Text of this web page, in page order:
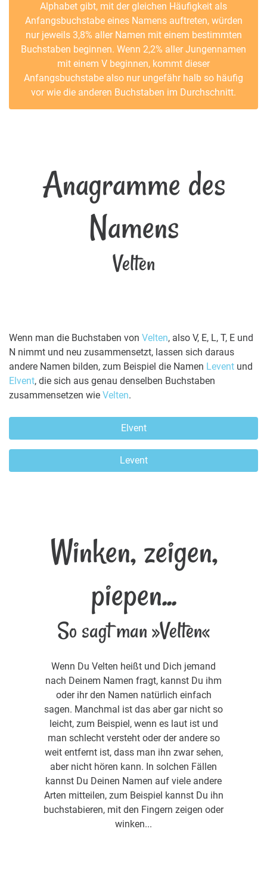
Alphabet gibt, mit der gleichen Häufigkeit als
Anfangsbuchstabe eines Namens auftreten, würden
nur jeweils 3,8% aller Namen mit einem bestimmten
Buchstaben beginnen. Wenn 2,2% aller Jungennamen
mit einem V beginnen, kommt dieser
Anfangsbuchstabe also nur ungefähr halb so häufig
vor wie die anderen Buchstaben im Durchschnitt.
Anagramme des
Namens
Velten
Wenn man die Buchstaben von Velten, also V, E, L, T, E und
N nimmt und neu zusammensetzt, lassen sich daraus
andere Namen bilden, zum Beispiel die Namen Levent und
Elvent, die sich aus genau denselben Buchstaben
zusammensetzen wie Velten.
Elvent
Levent
Winken, zeigen,
piepen...
So sagt man »Velten«
Wenn Du Velten heißt und Dich jemand
nach Deinem Namen fragt, kannst Du ihm
oder ihr den Namen natürlich einfach
sagen. Manchmal ist das aber gar nicht so
leicht, zum Beispiel, wenn es laut ist und
man schlecht versteht oder der andere so
weit entfernt ist, dass man ihn zwar sehen,
aber nicht hören kann. In solchen Fällen
kannst Du Deinen Namen auf viele andere
Arten mitteilen, zum Beispiel kannst Du ihn
buchstabieren, mit den Fingern zeigen oder
winken...